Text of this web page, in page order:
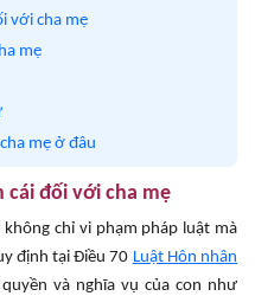
với cha mẹ
mẹ
mẹ ở đâu
cái đối với cha mẹ
chỉ vi phạm pháp luật mà
định tại Điều 70 Luật Hôn nhân
và nghĩa vụ của con như